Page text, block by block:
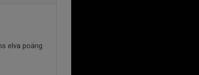
elva poäng